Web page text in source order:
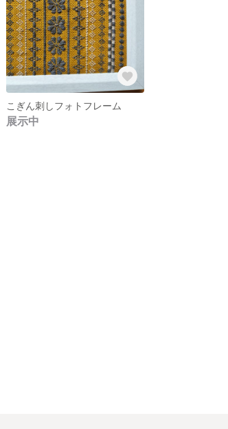
こぎん刺しフォトフレーム
展示中